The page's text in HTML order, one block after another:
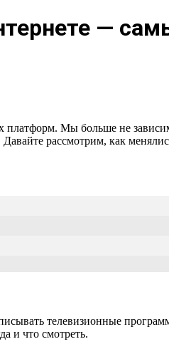
—
платформ. Мы больше не
рассмотрим, как
телевизионные
и что смотреть.